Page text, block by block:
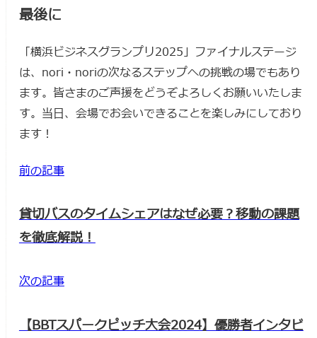
最後に
「横浜ビジネスグランプリ2025」ファイナルステージ
は、nori・noriの次なるステップへの挑戦の場でもあり
ます。皆さまのご声援をどうぞよろしくお願いいたしま
す。当日、会場でお会いできることを楽しみにしており
ます！
前の記事
貸切バスのタイムシェアはなぜ必要？移動の課題
を徹底解説！
次の記事
【BBTスパークピッチ大会2024】優勝者インタビ